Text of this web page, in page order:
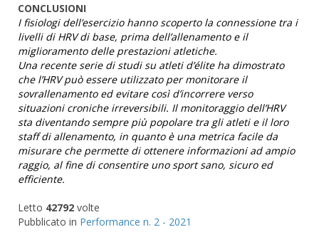
CONCLUSIONI
I fisiologi dell’esercizio hanno scoperto la connessione tra i
livelli di HRV di base, prima dell’allenamento e il
miglioramento delle prestazioni atletiche.
Una recente serie di studi su atleti d’élite ha dimostrato
che l’HRV può essere utilizzato per monitorare il
sovrallenamento ed evitare così d’incorrere verso
situazioni croniche irreversibili. Il monitoraggio dell’HRV
sta diventando sempre più popolare tra gli atleti e il loro
staff di allenamento, in quanto è una metrica facile da
misurare che permette di ottenere informazioni ad ampio
raggio, al fine di consentire uno sport sano, sicuro ed
efficiente.
Letto 42792 volte
Pubblicato in Performance n. 2 - 2021